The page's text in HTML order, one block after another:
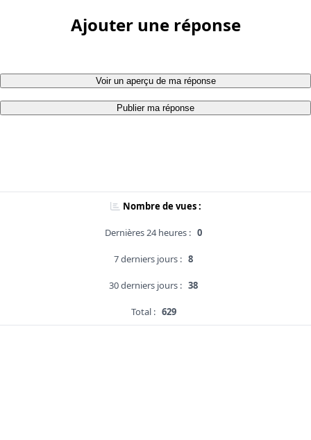
Ajouter une réponse
Voir un aperçu de ma réponse
Publier ma réponse
Nombre de vues :
Dernières 24 heures : 0
7 derniers jours : 8
30 derniers jours : 38
Total : 629